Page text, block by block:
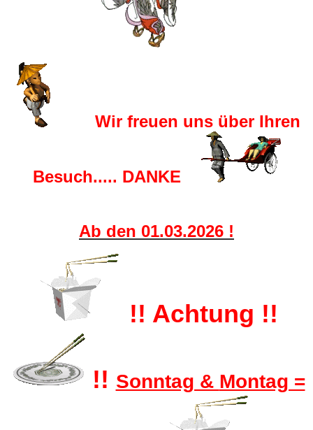
Wir freuen uns über Ihren
Besuch..... DANKE
Ab den 01.03.2026 !
!! Achtung !!
!! Sonntag & Montag =